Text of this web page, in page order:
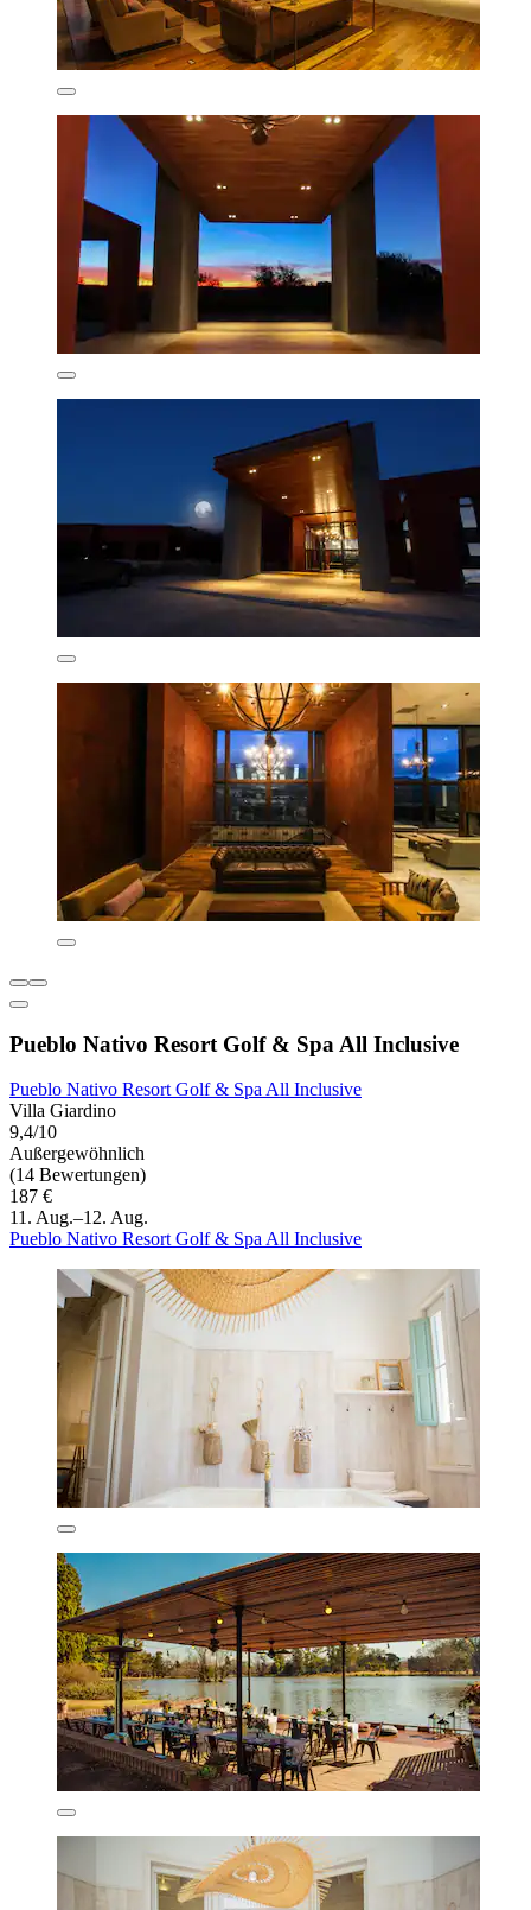
Pueblo Nativo Resort Golf & Spa All Inclusive
Pueblo Nativo Resort Golf & Spa All Inclusive
Villa Giardino
9,4/10
Außergewöhnlich
(14 Bewertungen)
187 €
11. Aug.–12. Aug.
Pueblo Nativo Resort Golf & Spa All Inclusive